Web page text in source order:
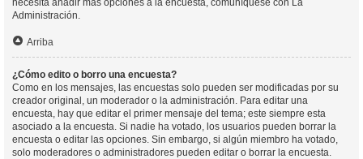
necesita añadir más opciones a la encuesta, comuníquese con La
Administración.
Arriba
¿Cómo edito o borro una encuesta?
Como en los mensajes, las encuestas solo pueden ser modificadas por su
creador original, un moderador o la administración. Para editar una
encuesta, hay que editar el primer mensaje del tema; este siempre esta
asociado a la encuesta. Si nadie ha votado, los usuarios pueden borrar la
encuesta o editar las opciones. Sin embargo, si algún miembro ha votado,
solo moderadores o administradores pueden editar o borrar la encuesta.